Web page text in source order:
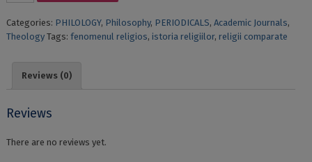
OF
NATIONAL
[in
quantity
Categories: PHILOLOGY, Philosophy, PERIODICALS, Academic Journals,
Theology Tags: fenomenul religios, istoria religiilor, religii comparate
Reviews (0)
Reviews
There are no reviews yet.